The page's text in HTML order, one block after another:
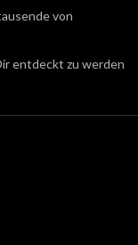
von
entdeckt zu werden